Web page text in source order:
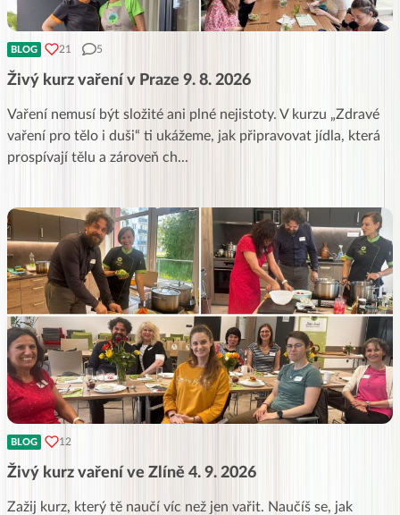
BLOG 21 5
Živý kurz vaření v Praze 9. 8. 2026
Vaření nemusí být složité ani plné nejistoty. V kurzu „Zdravé
vaření pro tělo i duši“ ti ukážeme, jak připravovat jídla, která
prospívají tělu a zároveň ch...
BLOG 12
Živý kurz vaření ve Zlíně 4. 9. 2026
Zažij kurz, který tě naučí víc než jen vařit. Naučíš se, jak